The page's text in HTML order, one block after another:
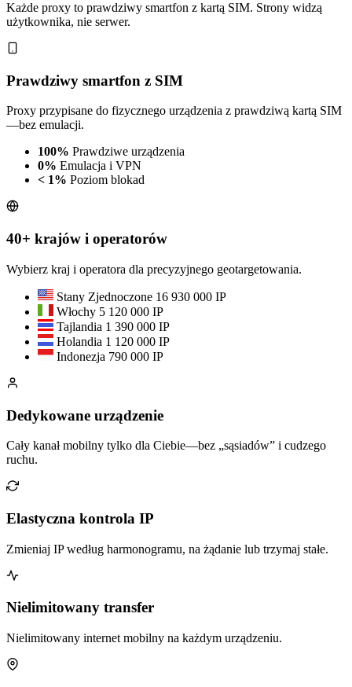
Każde proxy to prawdziwy smartfon z kartą SIM. Strony widzą
użytkownika, nie serwer.
Prawdziwy smartfon z SIM
Proxy przypisane do fizycznego urządzenia z prawdziwą kartą SIM
—bez emulacji.
100% Prawdziwe urządzenia
0% Emulacja i VPN
< 1% Poziom blokad
40+ krajów i operatorów
Wybierz kraj i operatora dla precyzyjnego geotargetowania.
Stany Zjednoczone 16 930 000 IP
Włochy 5 120 000 IP
Tajlandia 1 390 000 IP
Holandia 1 120 000 IP
Indonezja 790 000 IP
Dedykowane urządzenie
Cały kanał mobilny tylko dla Ciebie—bez „sąsiadów” i cudzego
ruchu.
Elastyczna kontrola IP
Zmieniaj IP według harmonogramu, na żądanie lub trzymaj stałe.
Nielimitowany transfer
Nielimitowany internet mobilny na każdym urządzeniu.